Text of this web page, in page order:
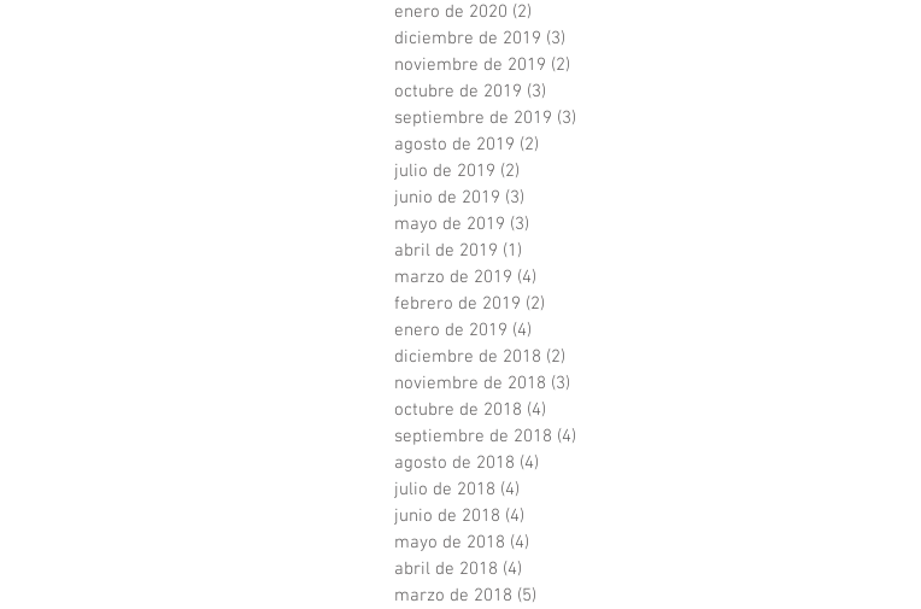
enero de 2020 (2)
diciembre de 2019 (3)
noviembre de 2019 (2)
octubre de 2019 (3)
septiembre de 2019 (3)
agosto de 2019 (2)
julio de 2019 (2)
junio de 2019 (3)
mayo de 2019 (3)
abril de 2019 (1)
marzo de 2019 (4)
febrero de 2019 (2)
enero de 2019 (4)
diciembre de 2018 (2)
noviembre de 2018 (3)
octubre de 2018 (4)
septiembre de 2018 (4)
agosto de 2018 (4)
julio de 2018 (4)
junio de 2018 (4)
mayo de 2018 (4)
abril de 2018 (4)
marzo de 2018 (5)